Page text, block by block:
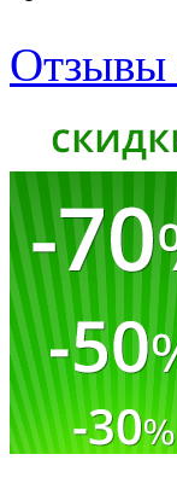
Отзывы